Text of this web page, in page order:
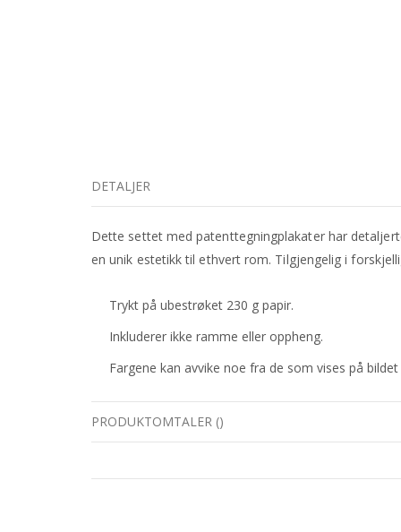
DETALJER
Dette settet med patenttegningplakater har
en unik estetikk til ethvert rom. Tilgjengelig i
Trykt på ubestrøket 230 g papir.
Inkluderer ikke ramme eller oppheng.
Fargene kan avvike noe fra de som vises på
PRODUKTOMTALER ()